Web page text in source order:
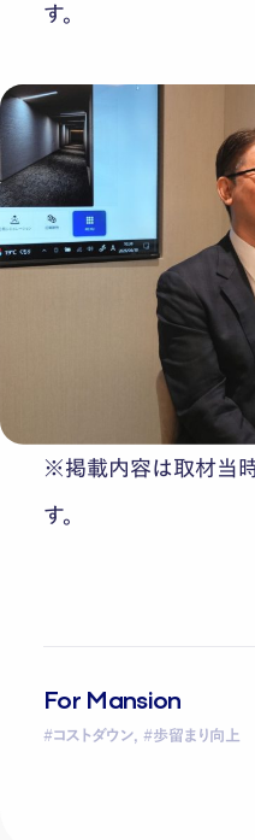
す。
※掲載内容は取材当時
す。
For Mansion
#コストダウン, #歩留まり向上